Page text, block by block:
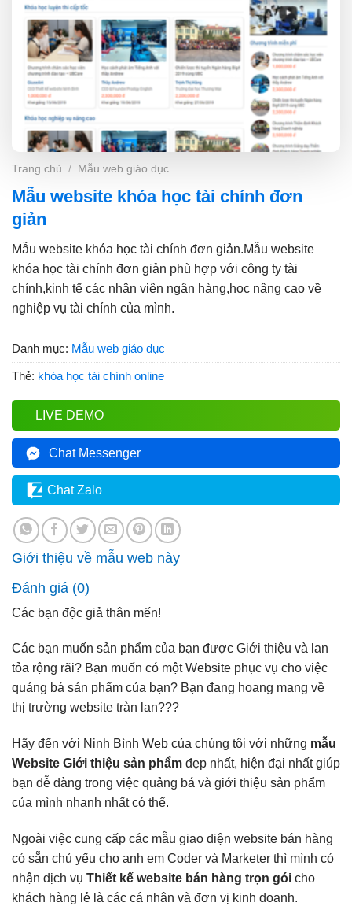
Trang chủ / Mẫu web giáo dục
Mẫu website khóa học tài chính đơn
giản
Mẫu website khóa học tài chính đơn giản.Mẫu website
khóa học tài chính đơn giản phù hợp với công ty tài
chính,kinh tế các nhân viên ngân hàng,học nâng cao về
nghiệp vụ tài chính của mình.
Danh mục: Mẫu web giáo dục
Thẻ: khóa học tài chính online
LIVE DEMO
Chat Messenger
Chat Zalo
Giới thiệu về mẫu web này
Đánh giá (0)
Các bạn độc giả thân mến!
Các bạn muốn sản phẩm của bạn được Giới thiệu và lan
tỏa rộng rãi? Bạn muốn có một Website phục vụ cho việc
quảng bá sản phẩm của bạn? Bạn đang hoang mang về
thị trường website tràn lan???
Hãy đến với Ninh Bình Web của chúng tôi với những mẫu
Website Giới thiệu sản phẩm đẹp nhất, hiện đại nhất giúp
bạn đễ dàng trong việc quảng bá và giới thiệu sản phẩm
của mình nhanh nhất có thể.
Ngoài việc cung cấp các mẫu giao diện website bán hàng
có sẵn chủ yếu cho anh em Coder và Marketer thì mình có
nhận dịch vụ Thiết kế website bán hàng trọn gói cho
khách hàng lẻ là các cá nhân và đơn vị kinh doanh.